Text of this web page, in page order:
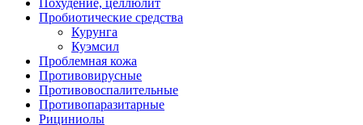
Пробиотические средства
Курунга
Куэмсил
Проблемная кожа
Противовирусные
Противовоспалительные
Противопаразитарные
Рициниолы